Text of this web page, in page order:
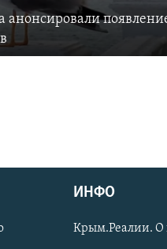
анонсировали
ИНФО
Крым.Реалии. О